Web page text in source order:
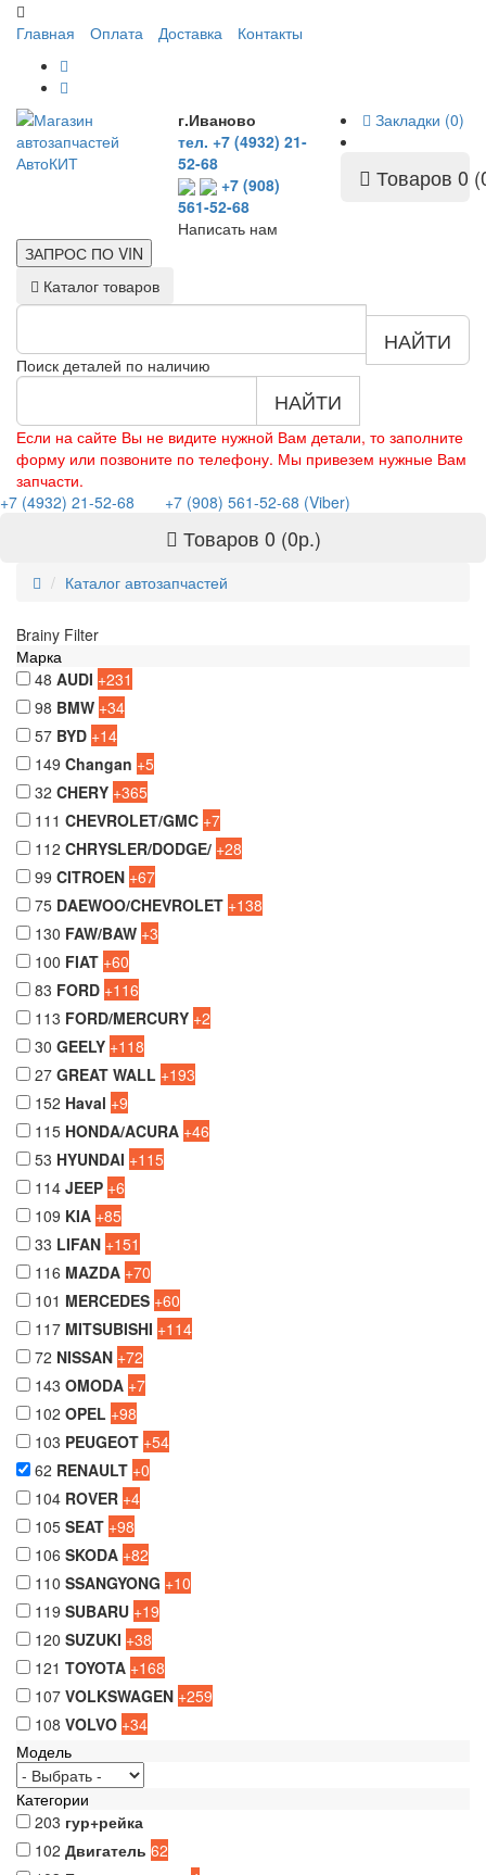
Главная Оплата Доставка Контакты
г.Иваново
тел. +7 (4932) 21-
52-68
+7 (908)
561-52-68
Написать нам
Закладки (0)
Товаров 0
ЗАПРОС ПО VIN
Каталог товаров
Поиск деталей по наличию
НАЙТИ
НАЙТИ
Если на сайте Вы не видите нужной Вам детали, то заполните
форму или позвоните по телефону. Мы привезем нужные Вам
запчасти.
+7 (4932) 21-52-68
+7 (908) 561-52-68 (Viber)
Товаров 0 (0р.)
Каталог автозапчастей
Brainy Filter
Марка
48 AUDI +231
98 BMW +34
57 BYD +14
149 Changan +5
32 CHERY +365
111 CHEVROLET/GMC +7
112 CHRYSLER/DODGE/ +28
99 CITROEN +67
75 DAEWOO/CHEVROLET +138
130 FAW/BAW +3
100 FIAT +60
83 FORD +116
113 FORD/MERCURY +2
30 GEELY +118
27 GREAT WALL +193
152 Haval +9
115 HONDA/ACURA +46
53 HYUNDAI +115
114 JEEP +6
109 KIA +85
33 LIFAN +151
116 MAZDA +70
101 MERCEDES +60
117 MITSUBISHI +114
72 NISSAN +72
143 OMODA +7
102 OPEL +98
103 PEUGEOT +54
62 RENAULT +0
104 ROVER +4
105 SEAT +98
106 SKODA +82
110 SSANGYONG +10
119 SUBARU +19
120 SUZUKI +38
121 TOYOTA +168
107 VOLKSWAGEN +259
108 VOLVO +34
Модель
Категории
203 гур+рейка
102 Двигатель 62